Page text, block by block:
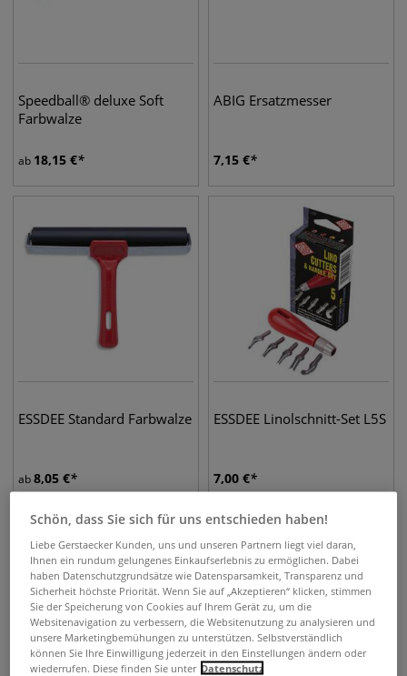
Speedball® deluxe Soft
Farbwalze
ab 18,15 €
ABIG Ersatzmesser
7,15 €
ESSDEE Standard Farbwalze
ab8,05 €
ESSDEE Linolschnitt-Set L5S
7,00 €
Schön, dass Sie sich für uns entschieden haben!
Liebe Gerstaecker Kunden, uns und unseren Partnern liegt viel daran,
Ihnen ein rundum gelungenes Einkaufserlebnis zu ermöglichen. Dabei
haben Datenschutzgrundsätze wie Datensparsamkeit, Transparenz und
Sicherheit höchste Priorität. Wenn Sie auf „Akzeptieren“ klicken, stimmen
Sie der Speicherung von Cookies auf Ihrem Gerät zu, um die
Websitenavigation zu verbessern, die Websitenutzung zu analysieren und
unsere Marketingbemühungen zu unterstützen. Selbstverständlich
können Sie Ihre Einwilligung jederzeit in den Einstellungen ändern oder
wiederrufen. Diese finden Sie unter Datenschutz